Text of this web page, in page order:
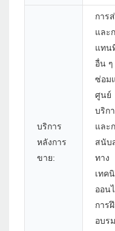
บริการ
หลังการ
ขาย:
การ
และ
แทน
อื่น ๆ
ซ่อม
ศูนย์
บริก
และ
สนับ
ทาง
เทค
ออน
การ
อบร